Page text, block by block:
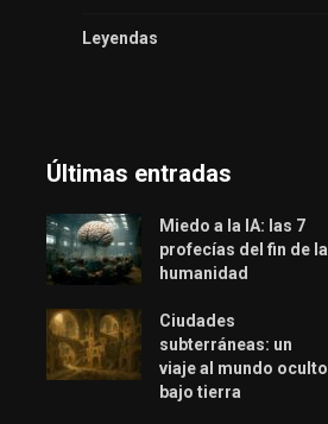
Leyendas
Últimas entradas
Miedo a la IA: las 7
profecías del fin de la
humanidad
Ciudades
subterráneas: un
viaje al mundo oculto
bajo tierra